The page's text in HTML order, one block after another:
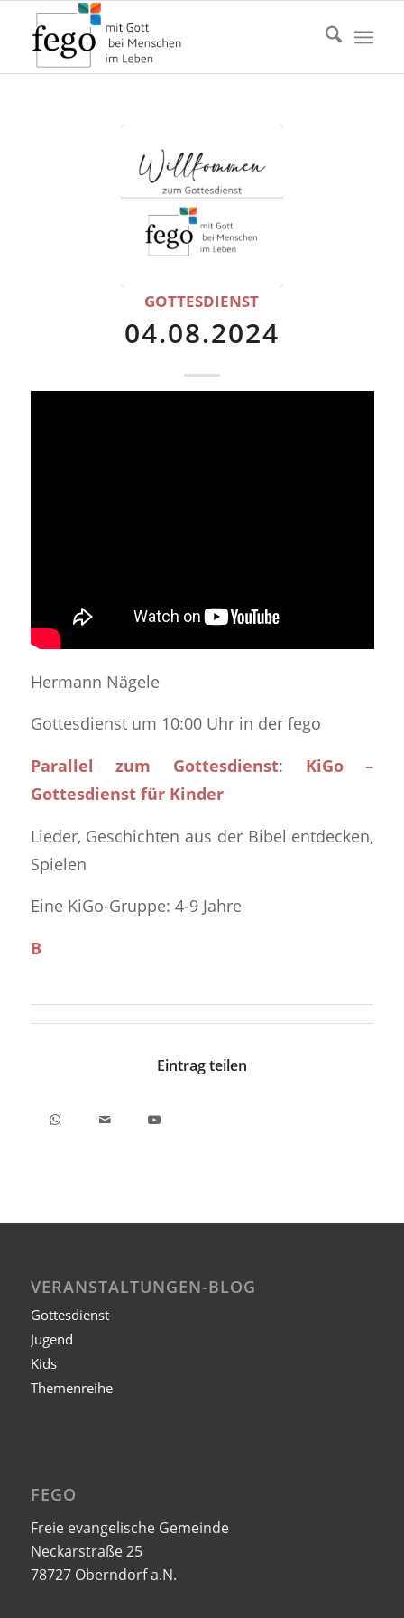
GOTTESDIENST
04.08.2024
Hermann Nägele
Gottesdienst um 10:00 Uhr in der fego
Parallel zum Gottesdienst: KiGo –
Gottesdienst für Kinder
Lieder, Geschichten aus der Bibel entdecken,
Spielen
Eine KiGo-Gruppe: 4-9 Jahre
B
Eintrag teilen
VERANSTALTUNGEN-BLOG
Gottesdienst
Jugend
Kids
Themenreihe
FEGO
Freie evangelische Gemeinde
Neckarstraße 25
78727 Oberndorf a.N.